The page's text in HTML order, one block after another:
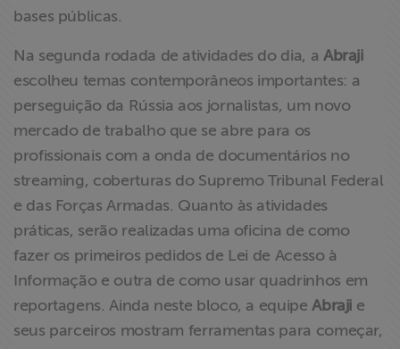
bases públicas.
Na segunda rodada de atividades do dia, a Abraji
escolheu temas contemporâneos importantes: a
perseguição da Rússia aos jornalistas, um novo
mercado de trabalho que se abre para os
profissionais com a onda de documentários no
streaming, coberturas do Supremo Tribunal Federal
e das Forças Armadas. Quanto às atividades
práticas, serão realizadas uma oficina de como
fazer os primeiros pedidos de Lei de Acesso à
Informação e outra de como usar quadrinhos em
reportagens. Ainda neste bloco, a equipeAbraji e
seus parceiros mostram ferramentas para começar,